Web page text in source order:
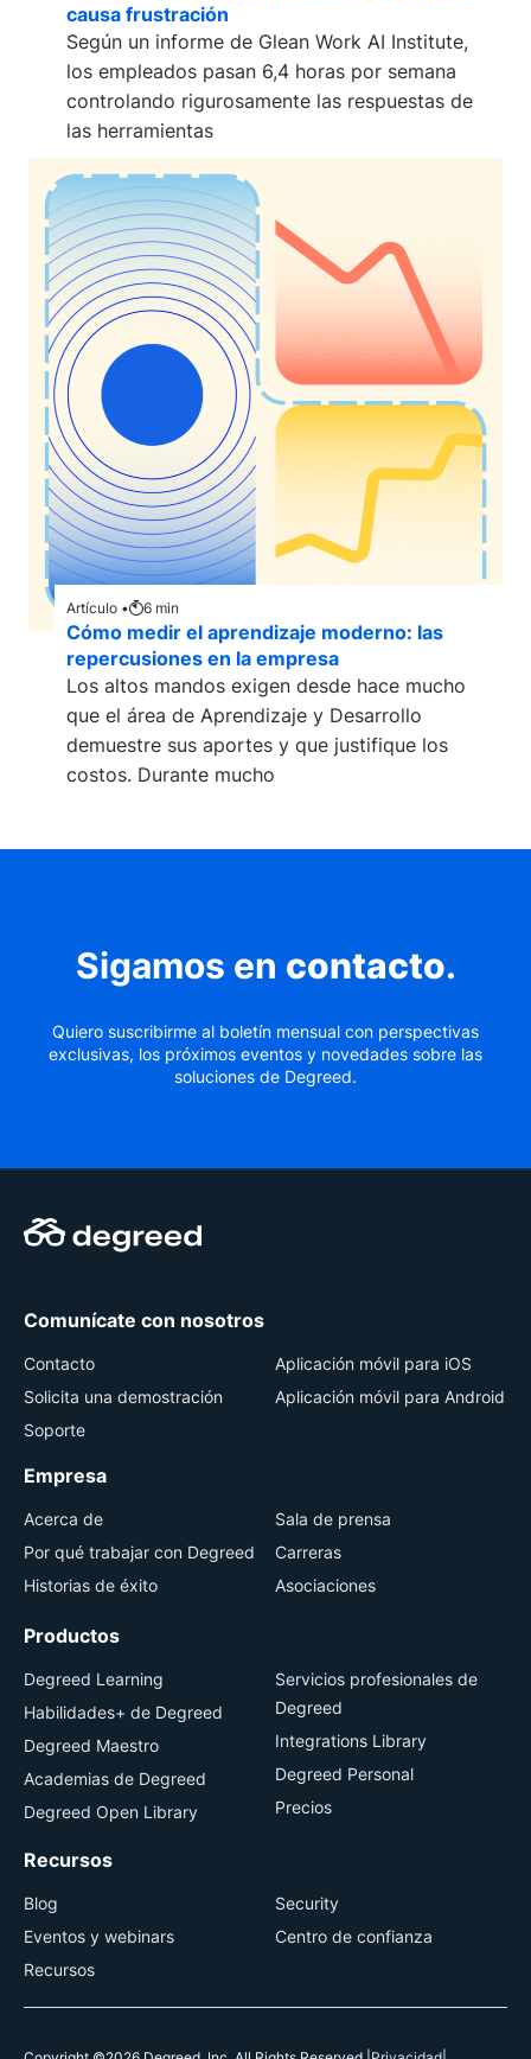
causa frustración
Según un informe de Glean Work AI Institute,
los empleados pasan 6,4 horas por semana
controlando rigurosamente las respuestas de
las herramientas
Artículo • 6 min
Cómo medir el aprendizaje moderno: las
repercusiones en la empresa
Los altos mandos exigen desde hace mucho
que el área de Aprendizaje y Desarrollo
demuestre sus aportes y que justifique los
costos. Durante mucho
Sigamos en contacto.
Quiero suscribirme al boletín mensual con perspectivas
exclusivas, los próximos eventos y novedades sobre las
soluciones de Degreed.
Comunícate con nosotros
Contacto
Solicita una demostración
Soporte
Aplicación móvil para iOS
Aplicación móvil para Android
Empresa
Acerca de
Por qué trabajar con Degreed
Historias de éxito
Sala de prensa
Carreras
Asociaciones
Productos
Degreed Learning
Habilidades+ de Degreed
Degreed Maestro
Academias de Degreed
Degreed Open Library
Servicios profesionales de
Degreed
Integrations Library
Degreed Personal
Precios
Recursos
Blog
Eventos y webinars
Recursos
Security
Centro de confianza